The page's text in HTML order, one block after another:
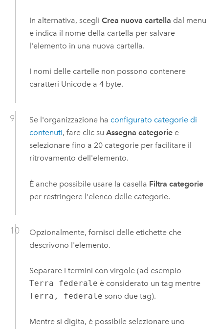
In alternativa, scegli Crea nuova cartella dal menu
e indica il nome della cartella per salvare
l'elemento in una nuova cartella.
I nomi delle cartelle non possono contenere
caratteri Unicode a 4 byte.
Se l'organizzazione ha configurato categorie di
contenuti, fare clic su Assegna categoriee
selezionare fino a 20 categorie per facilitare il
ritrovamento dell'elemento.
È anche possibile usare la casella Filtra categorie
per restringere l'elenco delle categorie.
Opzionalmente, fornisci delle etichette che
descrivono l'elemento.
Separare i termini con virgole (ad esempio
Terra federale è considerato un tag mentre
Terra, federale sono due tag).
Mentre si digita, è possibile selezionare uno